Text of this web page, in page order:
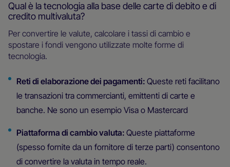
Qual è la tecnologia alla base delle carte di debito e di
credito multivaluta?
Per convertire le valute, calcolare i tassi di cambio e
spostare i fondi vengono utilizzate molte forme di
tecnologia.
Reti di elaborazione dei pagamenti: Queste reti facilitano
le transazioni tra commercianti, emittenti di carte e
banche. Ne sono un esempio Visa o Mastercard
Piattaforma di cambio valuta: Queste piattaforme
(spesso fornite da un fornitore di terze parti) consentono
di convertire la valuta in tempo reale.